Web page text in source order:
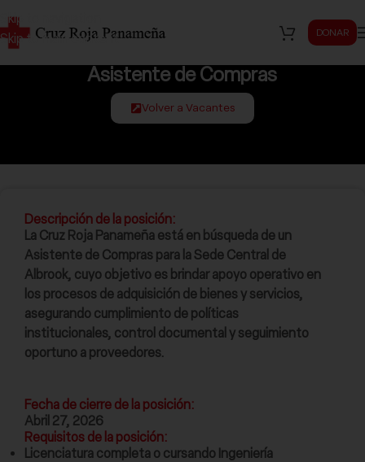
Skip to navigation
Skip to main content
DONAR
Asistente de Compras
Volver a Vacantes
Descripción de la posición:
La Cruz Roja Panameña está en búsqueda de un
Asistente de Compras para la Sede Central de
Albrook, cuyo objetivo es brindar apoyo operativo en
los procesos de adquisición de bienes y servicios,
asegurando cumplimiento de políticas
institucionales, control documental y seguimiento
oportuno a proveedores.
Fecha de cierre de la posición:
Abril 27, 2026
Requisitos de la posición:
Licenciatura completa o cursando Ingeniería